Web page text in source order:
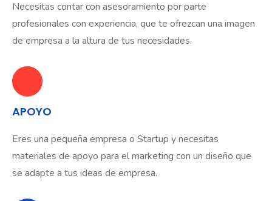
Necesitas contar con asesoramiento por parte
profesionales con experiencia, que te ofrezcan una imagen
de empresa a la altura de tus necesidades.
APOYO
Eres una pequeña empresa o Startup y necesitas
materiales de apoyo para el marketing con un diseño que
se adapte a tus ideas de empresa.